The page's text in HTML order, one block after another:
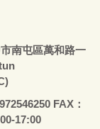
南屯區萬和路一
FAX：
17:00